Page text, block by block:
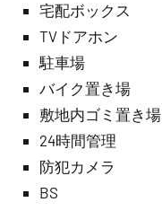
宅配ボックス
TVドアホン
駐車場
バイク置き場
敷地内ゴミ置き場
24時間管理
防犯カメラ
BS